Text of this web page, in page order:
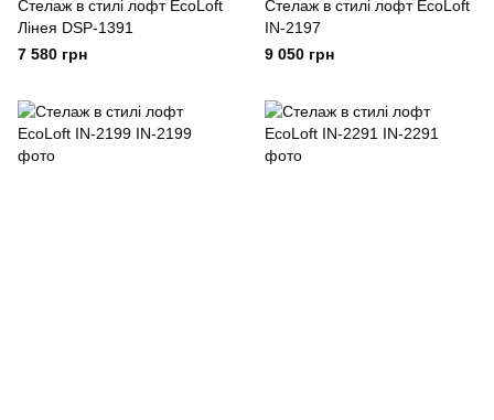
Стелаж в стилі лофт EcoLoft
Лінея DSP-1391
7 580 грн
Cтелаж в стилі лофт EcoLoft
IN-2197
9 050 грн